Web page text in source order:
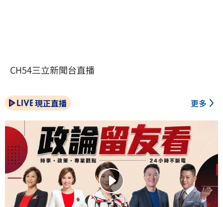
CH54三立新聞台直播
現正直播 更多